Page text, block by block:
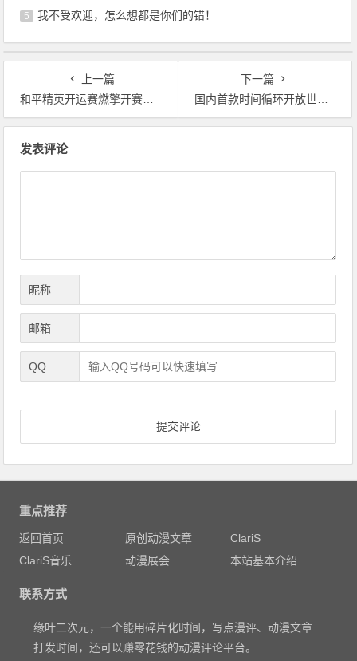
5 我不受欢迎，怎么想都是你们的错！
上一篇
和平精英开运赛燃擎开赛！台铃携手AG锚定“年轻化决赛圈”
下一篇
国内首款时间循环开放世界二游首测今日开启
发表评论
昵称
邮箱
QQ
重点推荐
返回首页 原创动漫文章
ClariS
ClariS音乐
动漫展会 本站基本介绍
联系方式
缘叶二次元，一个能用碎片化时间，写点漫评、动漫文章
打发时间，还可以赚零花钱的动漫评论平台。